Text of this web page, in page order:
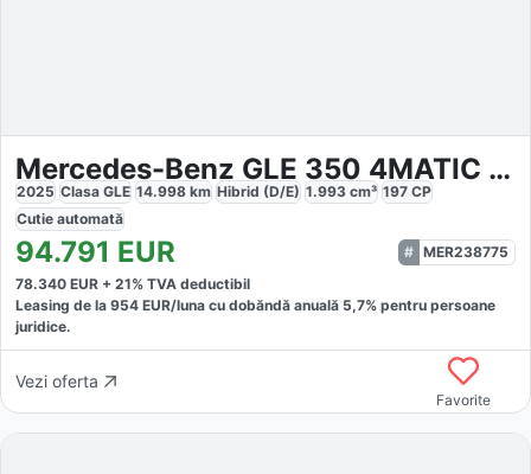
Mercedes-Benz GLE 350 4MATIC AMG
2025 Clasa GLE 14.998 km Hibrid (D/E) 1.993 cm³ 197 CP
Cutie automată
94.791 EUR
MER238775
78.340 EUR + 21% TVA deductibil
Leasing de la 954 EUR/luna cu dobăndă anuală 5,7% pentru persoane
juridice.
Vezi oferta
Favorite